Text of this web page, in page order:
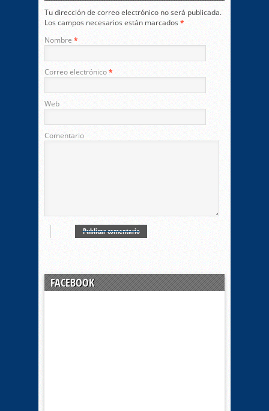
Tu dirección de correo electrónico no será publicada.
Los campos necesarios están marcados *
Nombre *
Correo electrónico*
Web
Comentario
FACEBOOK